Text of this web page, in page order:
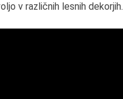
v različnih lesnih dekorjih.